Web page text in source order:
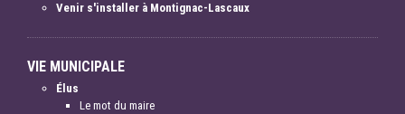
Venir s'installer à Montignac-Lascaux
VIE MUNICIPALE
Élus
Le mot du maire